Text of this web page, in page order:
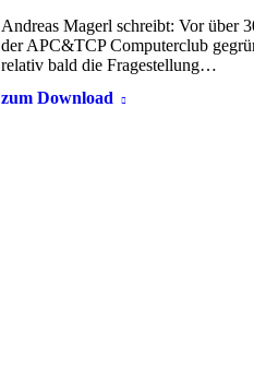
Andreas Magerl schreibt: Vor über
der APC&TCP Computerclub
relativ bald die Fragestellung…
zum Download